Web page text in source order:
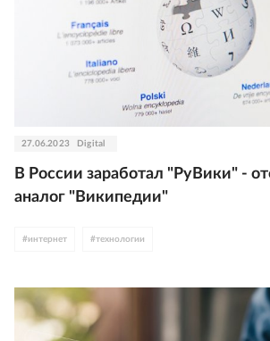
27.06.2023 Digital
В России заработал "РуВики" -
аналог "Википедии"
#интернет #технологии